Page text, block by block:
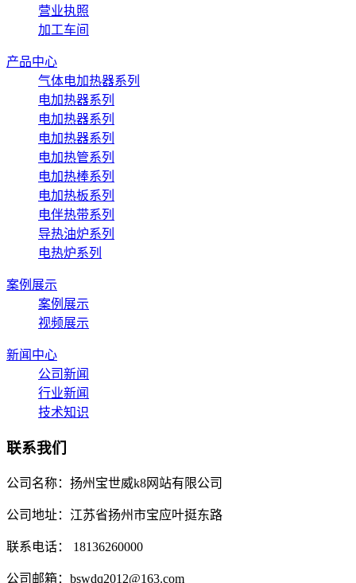
营业执照
加工车间
产品中心
气体电加热器系列
电加热器系列
电加热器系列
电加热器系列
电加热管系列
电加热棒系列
电加热板系列
电伴热带系列
导热油炉系列
电热炉系列
案例展示
案例展示
视频展示
新闻中心
公司新闻
行业新闻
技术知识
联系我们
公司名称：扬州宝世威k8网站有限公司
公司地址：江苏省扬州市宝应叶挺东路
联系电话： 18136260000
公司邮箱：bswdq2012@163.com